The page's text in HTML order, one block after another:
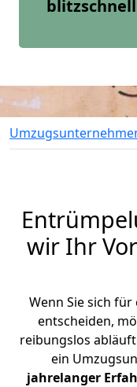
wir Ihr
Wenn Sie sich
entscheiden,
reibungslos
ein
jahrelanger